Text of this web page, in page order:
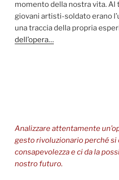
momento della nostra vita. Al
giovani artisti-soldato erano
una traccia della propria
dell’opera…
Analizzare attentamente
gesto rivoluzionario perché
consapevolezza e ci da la
nostro futuro.